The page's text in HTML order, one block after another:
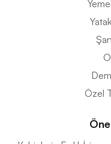
Özel